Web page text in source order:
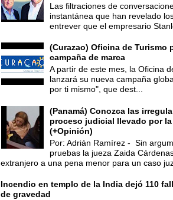
Las filtraciones de
instantánea que han revelado
entrever que el empresario
(Curazao) Oficina de Turismo
campaña de marca
A partir de este mes, la Oficina
lanzará su nueva campaña
por ti mismo", que dest...
(Panamá) Conozca las
proceso judicial llevado por
(+Opinión)
Por: Adrián Ramírez - Sin
pruebas la jueza Zaida
extranjero a una pena menor para un caso
Incendio en templo de la India dejó 110
de gravedad